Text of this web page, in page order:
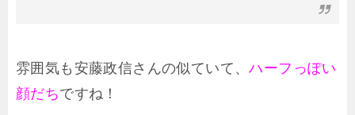
雰囲気も安藤政信さんの似ていて、ハーフっぽい
顔だちですね！